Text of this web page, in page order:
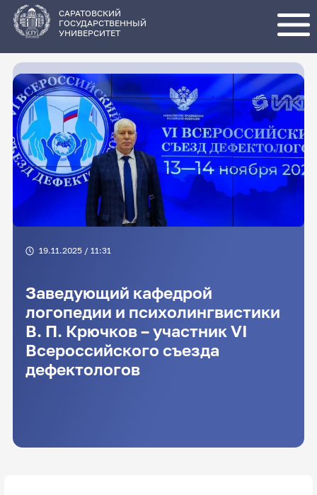
основному
содержанию
САРАТОВСКИЙ
ГОСУДАРСТВЕННЫЙ
УНИВЕРСИТЕТ
19.11.2025 / 11:31
Заведующий кафедрой
логопедии и психолингвистики
В. П. Крючков – участник VI
Всероссийского съезда
дефектологов